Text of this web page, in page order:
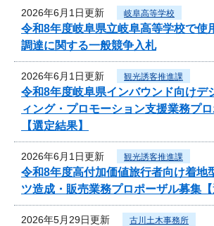
2026年6月1日更新 岐阜高等学校
令和8年度岐阜県立岐阜高等学校で使
調達に関する一般競争入札
2026年6月1日更新 観光誘客推進課
令和8年度岐阜県インバウンド向けデ
ィング・プロモーション支援業務プ
【選定結果】
2026年6月1日更新 観光誘客推進課
令和8年度高付加価値旅行者向け着地
ツ造成・販売業務プロポーザル募集【
2026年5月29日更新 古川土木事務所